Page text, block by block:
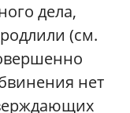
дела,
(см.
нет